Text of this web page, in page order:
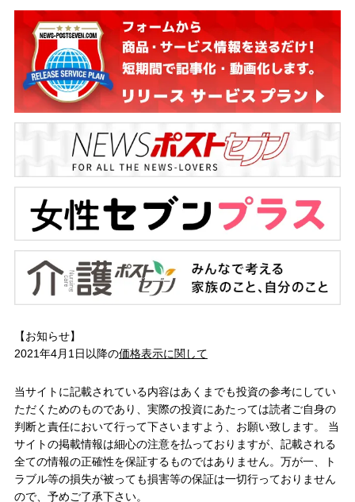
【お知らせ】
2021年4月1日以降の価格表示に関して
当サイトに記載されている内容はあくまでも投資の参考にしてい
ただくためのものであり、実際の投資にあたっては読者ご自身の
判断と責任において行って下さいますよう、お願い致します。 当
サイトの掲載情報は細心の注意を払っておりますが、記載される
全ての情報の正確性を保証するものではありません。万が一、ト
ラブル等の損失が被っても損害等の保証は一切行っておりません
ので、予めご了承下さい。